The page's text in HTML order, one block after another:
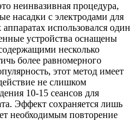
неинвазивная процедура,
насадки с электродами для
использовался один
устройства оснащены
несколько
более равномерного
этот метод имеет
не слишком
10-15 сеансов для
Эффект сохраняется лишь
необходимым повторение